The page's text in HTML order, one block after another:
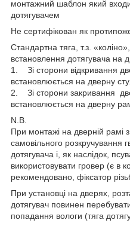
монтажний шаблон який
дотягувачем
Не сертифікован як
Стандартна тяга, т.з.
встановлення дотягувача на
1. Зі сторони відкривання
встановлюється на дверну
2. Зі сторони закривання
встановлюється на дверну
N.B.
При монтажі на дверній рамі
самовільного розкручування
дотягувача і, як наслідок,
використовувати гровер (є в
рекомендовано, фіксатор
При установці на дверях,
дотягувач повинен
попадання вологи (тяга